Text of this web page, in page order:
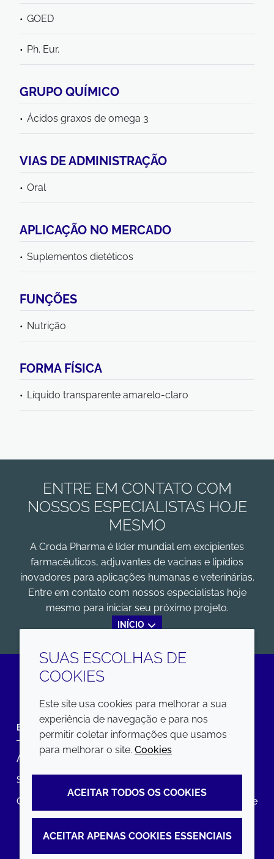
GOED
Ph. Eur.
GRUPO QUÍMICO
Ácidos graxos de omega 3
VIAS DE ADMINISTRAÇÃO
Oral
APLICAÇÃO NO MERCADO
Suplementos dietéticos
FUNÇÕES
Nutrição
FORMA FÍSICA
Líquido transparente amarelo-claro
ENTRE EM CONTATO COM
NOSSOS ESPECIALISTAS HOJE
MESMO
A Croda Pharma é líder mundial em excipientes
farmacêuticos, adjuvantes de vacinas e lipídios
inovadores para aplicações humanas e veterinárias.
Entre em contato com nossos especialistas hoje
mesmo para iniciar seu próximo projeto.
INÍCIO
LinkedIn
EMPRESA
Annual Report
Sustainability Report
Croda.com
LEGAL
Termos e condições
Declaração de Acessibilidade
SUAS ESCOLHAS DE
COOKIES
Este site usa cookies para melhorar a sua
experiência de navegação e para nos
permitir coletar informações que usamos
para melhorar o site. Cookies
ACEITAR TODOS OS COOKIES
ACEITAR APENAS COOKIES ESSENCIAIS